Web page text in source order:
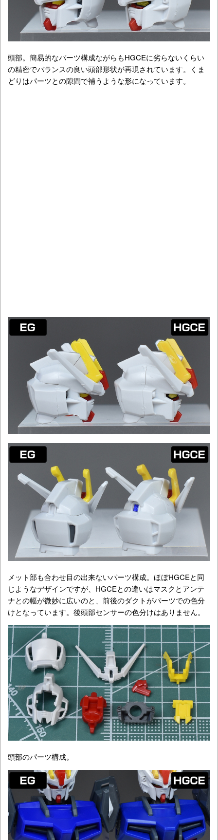
頭部。簡易的なパーツ構成ながらもHGCEに劣らないくらい
の精密でバランスの良い頭部形状が再現されています。くま
どりはパーツとの隙間で補うような形になっています。
メット部も合わせ目の出来ないパーツ構成。ほぼHGCEと同
じようなデザインですが、HGCEとの違いはマスクとアンテ
ナとの幅が微妙に広いのと、前後のダクトがパーツでの色分
けとなっています。後頭部センサーの色分けはありません。
頭部のパーツ構成。